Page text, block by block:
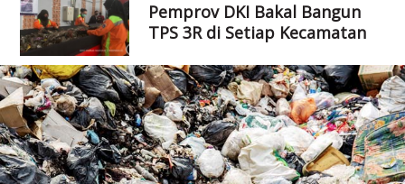
Pemprov DKI Bakal Bangun
TPS 3R di Setiap Kecamatan